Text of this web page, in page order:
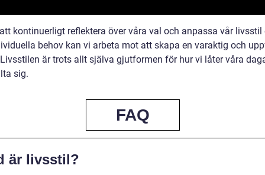
kontinuerligt reflektera över våra val och anpassa vår livsstil
behov kan vi arbeta mot att skapa en varaktig och
är trots allt själva gjutformen för hur vi låter våra
sig.
FAQ
är livsstil?